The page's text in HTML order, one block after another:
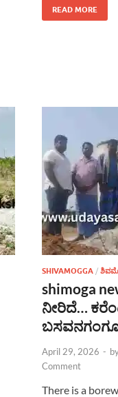
READ MORE
SHIVAMOGGA /
shimoga
ನೀರಿದೆ…
April 29, 2026 -
Comment
There is a